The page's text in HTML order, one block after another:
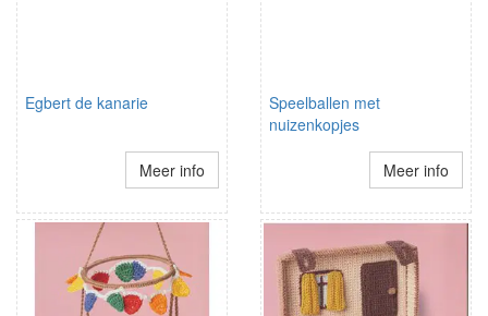
Egbert de kanarie
Meer info
Speelballen met
nuizenkopjes
Meer info